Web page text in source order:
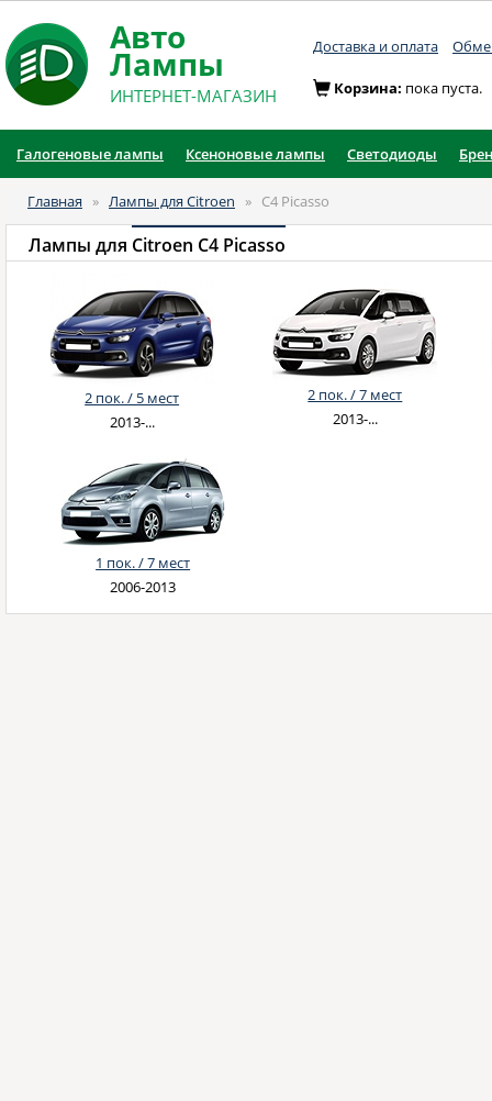
Авто
Лампы
ИНТЕРНЕТ-МАГАЗИН
Доставка и оплата
Корзина: пока пуста.
Галогеновые лампы Ксеноновые лампы Светодиоды
Главная » Лампы для Citroen » C4 Picasso
Лампы для Citroen C4 Picasso
2 пок. / 5 мест
2013-...
2 пок. / 7 мест
2013-...
1 пок. / 7 мест
2006-2013